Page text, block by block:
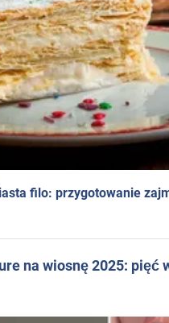
filo: przygotowanie
na wiosnę 2025: pięć